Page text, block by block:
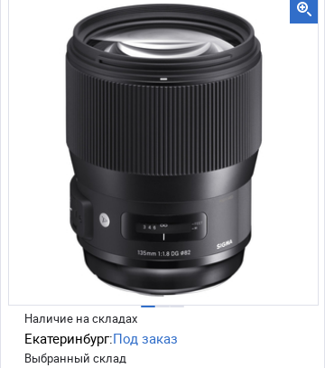
Наличие на складах
Екатеринбург:Под заказ
Выбранный склад